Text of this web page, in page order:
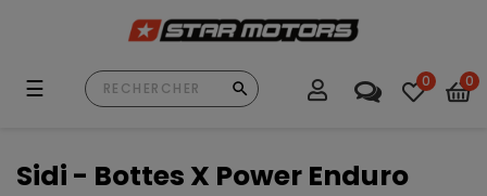
Basculer
☰ 0 0
Sidi - Bottes X Power Enduro